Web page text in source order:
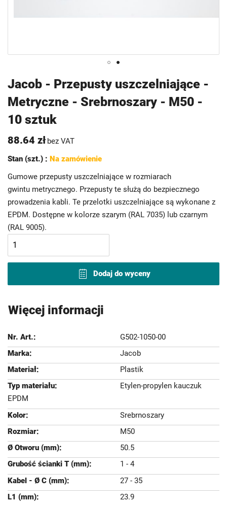
Jacob - Przepusty uszczelniające -
Metryczne - Srebrnoszary - M50 -
10 sztuk
88.64 zł bez VAT
Stan (szt.) : Na zamówienie
Gumowe przepusty uszczelniające w rozmiarach
gwintu metrycznego. Przepusty te służą do bezpiecznego
prowadzenia kabli. Te przelotki uszczelniające są wykonane z
EPDM. Dostępne w kolorze szarym (RAL 7035) lub czarnym
(RAL 9005).
Dodaj do wyceny
na
początek
galerii
Więcej informacji
G502-1050-00
Jacob
Plastik
Etylen-propylen kauczuk
EPDM
Srebrnoszary
M50
50.5
1 - 4
27 - 35
23.9